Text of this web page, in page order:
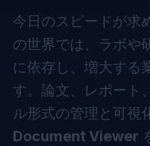
今日のスピードが求
の世界では、ラボや
に依存し、増大する
す。論文、レポート
ル形式の管理と可視
Document Viewer